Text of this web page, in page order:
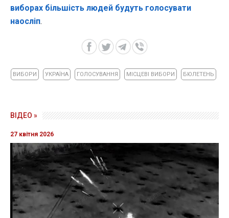
виборах більшість людей будуть голосувати
наосліп.
ВИБОРИ УКРАЇНА ГОЛОСУВАННЯ МІСЦЕВІ ВИБОРИ БЮЛЕТЕНЬ
ВІДЕО »
27 квітня 2026